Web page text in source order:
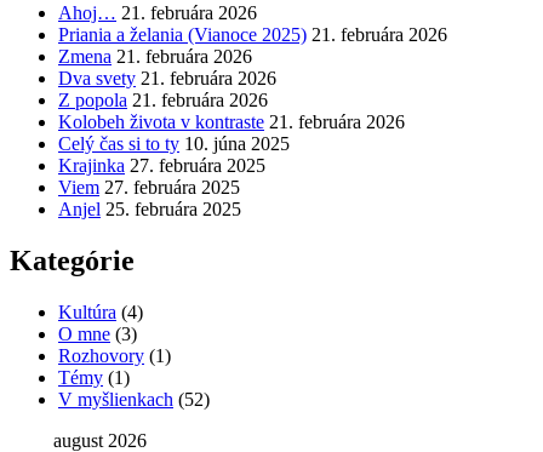
Ahoj… 21. februára 2026
Priania a želania (Vianoce 2025) 21. februára 2026
Zmena 21. februára 2026
Dva svety 21. februára 2026
Z popola 21. februára 2026
Kolobeh života v kontraste 21. februára 2026
Celý čas si to ty 10. júna 2025
Krajinka 27. februára 2025
Viem 27. februára 2025
Anjel 25. februára 2025
Kategórie
Kultúra (4)
O mne (3)
Rozhovory (1)
Témy (1)
V myšlienkach (52)
august 2026